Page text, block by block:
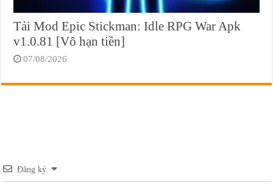
Tải Mod Epic Stickman: Idle RPG War Apk
v1.0.81 [Vô hạn tiền]
07/08/2026
Đăng ký